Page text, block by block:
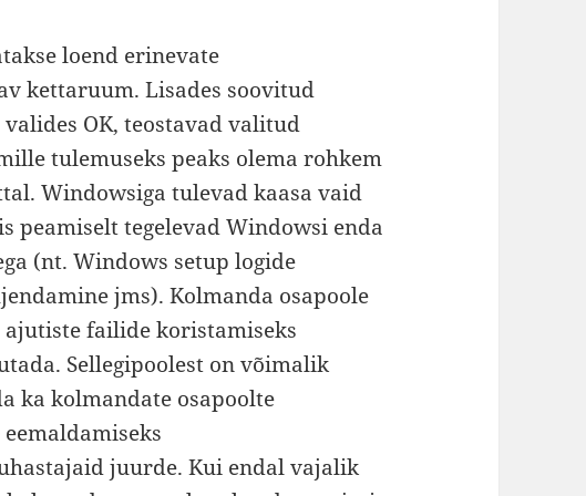
loend erinevate
kettaruum. Lisades soovitud
OK, teostavad valitud
tulemuseks peaks olema rohkem
Windowsiga tulevad kaasa vaid
peamiselt tegelevad Windowsi enda
(nt. Windows setup logide
jms). Kolmanda osapoole
failide koristamiseks
Sellegipoolest on võimalik
ka kolmandate osapoolte
juurde. Kui endal vajalik